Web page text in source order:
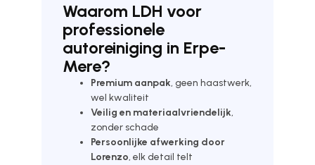
Waarom LDH voor
professionele
autoreiniging in Erpe-
Mere?
Premium aanpak, geen haastwerk,
wel kwaliteit
Veilig en materiaalvriendelijk,
zonder schade
Persoonlijke afwerking door
Lorenzo, elk detail telt